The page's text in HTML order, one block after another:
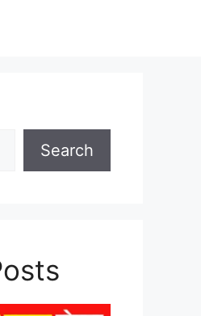
Search